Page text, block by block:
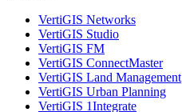
VertiGIS Networks
VertiGIS Studio
VertiGIS FM
VertiGIS ConnectMaster
VertiGIS Land Management
VertiGIS Urban Planning
VertiGIS 1Integrate